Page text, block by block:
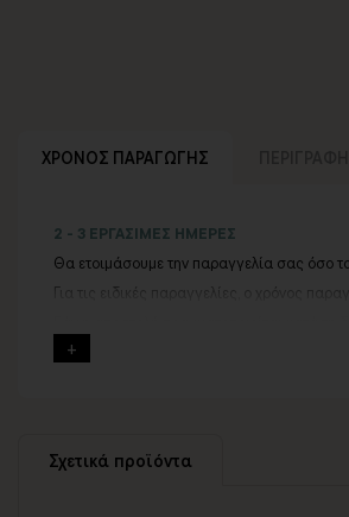
ΧΡΟΝΟΣ ΠΑΡΑΓΩΓΗΣ
2 - 3 ΕΡΓΑΣΙΜΕΣ ΗΜΕΡΕΣ
Θα ετοιμάσουμε την παραγγελία σας όσο
Για τις ειδικές παραγγελίες, ο χρόνος
Για αυτές τις περιπτώσεις - φροντίστε την
Σχετικά προϊόντα